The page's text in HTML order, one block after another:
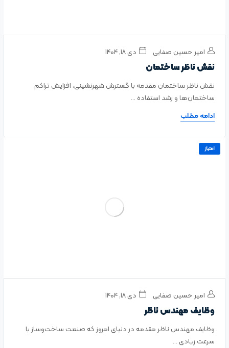
امیر حسین صفایی دی ۱۸, ۱۴۰۴
نقش ناظر ساختمان
نقش ناظر ساختمان مقدمه با گسترش شهرنشینی، افزایش تراکم
ساختمان‌ها و رشد استفاده ...
ادامه مطلب
امتیاز
امیر حسین صفایی دی ۱۸, ۱۴۰۴
وظایف مهندس ناظر
وظایف مهندس ناظر مقدمه در دنیای امروز که صنعت ساخت‌وساز با
سرعت زیادی ...